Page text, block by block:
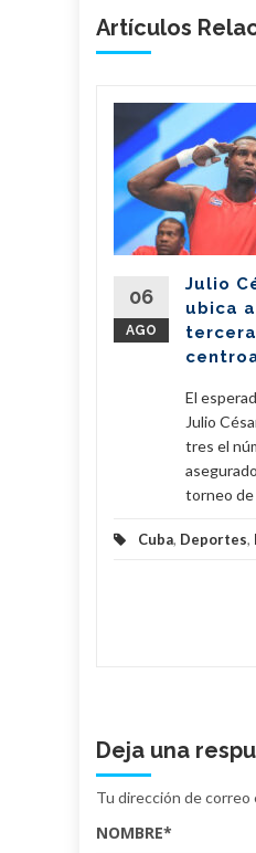
Artículos
06
AGO
Julio
ubica
El
Julio
tres el
torneo de
Cuba, Deportes,
Deja una
Tu dirección de
NOMBRE*